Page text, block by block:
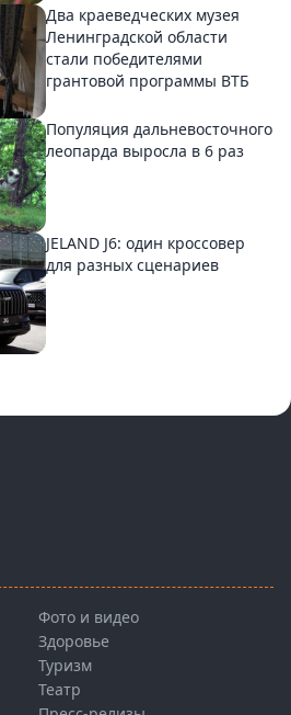
Два краеведческих музея
Ленинградской области
стали победителями
грантовой программы ВТБ
Популяция дальневосточного
леопарда выросла в 6 раз
JELAND J6: один кроссовер
для разных сценариев
Фото и видео
Здоровье
Туризм
Театр